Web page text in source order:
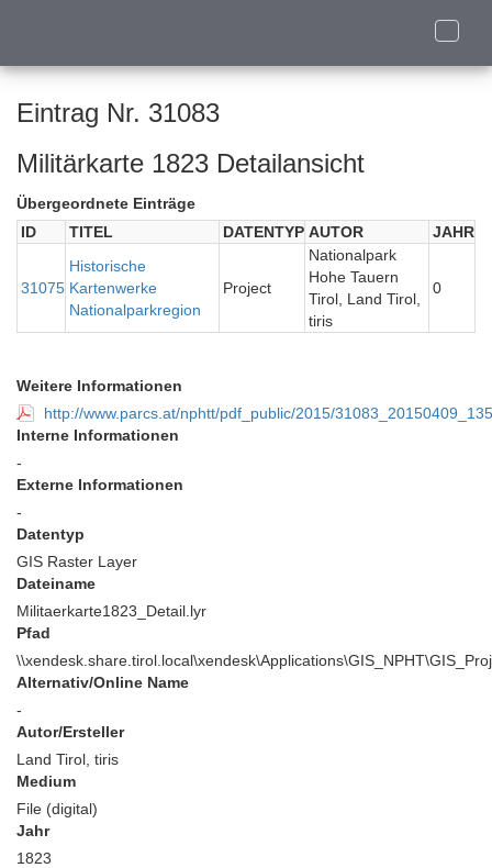
Toggle
Eintrag Nr. 31083
Militärkarte 1823 Detailansicht
Übergeordnete Einträge
ID
TITEL DATENTYP AUTOR JAHR
31075
Historische
Kartenwerke
Nationalparkregion
Project
Nationalpark
Hohe Tauern
Tirol, Land Tirol,
tiris
0
Weitere Informationen
http://www.parcs.at/nphtt/pdf_public/2015/
Interne Informationen
-
Externe Informationen
-
Datentyp
GIS Raster Layer
Dateiname
Militaerkarte1823_Detail.lyr
Pfad
Alternativ/Online Name
-
Autor/Ersteller
Land Tirol, tiris
Medium
File (digital)
Jahr
1823